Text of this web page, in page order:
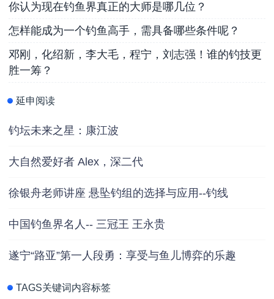
你认为现在钓鱼界真正的大师是哪几位？
怎样能成为一个钓鱼高手，需具备哪些条件呢？
邓刚，化绍新，李大毛，程宁，刘志强！谁的钓技更
胜一筹？
延申阅读
钓坛未来之星：康江波
大自然爱好者 Alex，深二代
徐银舟老师讲座 悬坠钓组的选择与应用--钓线
中国钓鱼界名人-- 三冠王 王永贵
遂宁“路亚”第一人段勇：享受与鱼儿博弈的乐趣
TAGS关键词内容标签